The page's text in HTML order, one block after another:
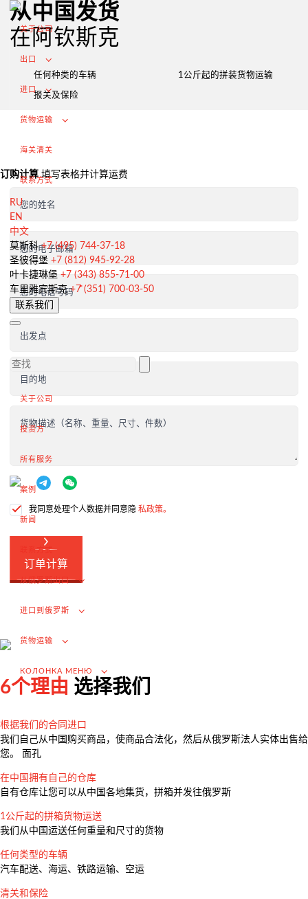
关于公司
出口
进口
货物运输
海关清关
联系方式
RU
EN
中文
莫斯科 +7 (495) 744-37-18
圣彼得堡 +7 (812) 945-92-28
叶卡捷琳堡 +7 (343) 855-71-00
车里雅宾斯克 +7 (351) 700-03-50
联系我们
关于公司
投资方
所有服务
案例
新闻
联系方式
从俄罗斯出口
进口到俄罗斯
货物运输
КОЛОНКА МЕНЮ
从俄罗斯出口
签订合同和谈判交付条款
海关清关和许可证
向外国客户供货
完成交易
外部市场推广
在俄罗斯采购（为外国公司服务）
.
进口到俄罗斯
从中国进口货物
选择国外供应商
在俄罗斯市场推广（为外国公司服务）
货物运输
Доставка груза из Китая
国际航运
公路运输
铁路运输
海运和河流运输
从中国发货
在阿钦斯克
任何种类的车辆 1公斤起的拼装货物运输
报关及保险
订购计算填写表格并计算运费
您的姓名
您的电子邮箱
您的电话号码
出发点
目的地
货物描述（名称、重量、尺寸、件数）
我同意处理个人数据并同意隐 私政策。
订单计算
6个理由 选择我们
根据我们的合同进口
我们自己从中国购买商品，使商品合法化，然后从俄罗斯法人实体出售给
您。 面孔
在中国拥有自己的仓库
自有仓库让您可以从中国各地集货，拼箱并发往俄罗斯
1公斤起的拼箱货物运送
我们从中国运送任何重量和尺寸的货物
任何类型的车辆
汽车配送、海运、铁路运输、空运
清关和保险